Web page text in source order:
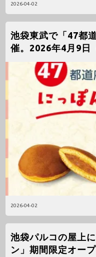
2026-04-02
2026-04-02
池袋東武で「47都
催。2026年4月9日
池袋パルコの屋上
ン」期間限定オー